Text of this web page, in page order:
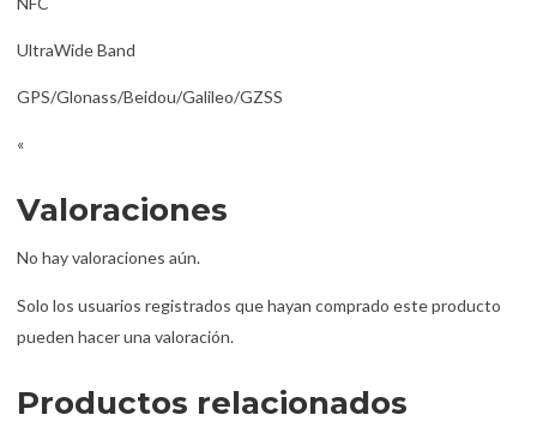
UltraWide Band
GPS/Glonass/Beidou/Galileo/GZSS
«
Valoraciones
No hay valoraciones aún.
Solo los usuarios registrados que hayan comprado este producto
pueden hacer una valoración.
Productos relacionados